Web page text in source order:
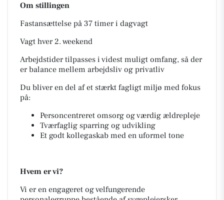
Om stillingen
Fastansættelse på 37 timer i dagvagt
Vagt hver 2. weekend
Arbejdstider tilpasses i videst muligt omfang, så der
er balance mellem arbejdsliv og privatliv
Du bliver en del af et stærkt fagligt miljø med fokus
på:
Personcentreret omsorg og værdig ældrepleje
Tværfaglig sparring og udvikling
Et godt kollegaskab med en uformel tone
Hvem er vi?
Vi er en engageret og velfungerende